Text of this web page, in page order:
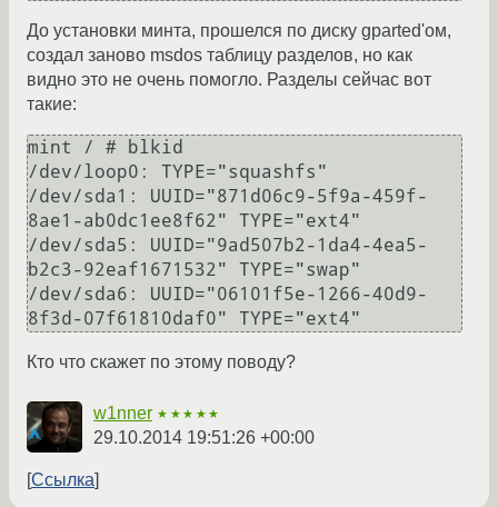
До установки минта, прошелся по диску gparted'ом,
создал заново msdos таблицу разделов, но как
видно это не очень помогло. Разделы сейчас вот
такие:
mint / # blkid
/dev/loop0: TYPE="squashfs"
/dev/sda1: UUID="871d06c9-5f9a-459f-
8ae1-ab0dc1ee8f62" TYPE="ext4"
/dev/sda5: UUID="9ad507b2-1da4-4ea5-
b2c3-92eaf1671532" TYPE="swap"
/dev/sda6: UUID="06101f5e-1266-40d9-
8f3d-07f61810daf0" TYPE="ext4"
Кто что скажет по этому поводу?
w1nner ★★★★★
29.10.2014 19:51:26 +00:00
Ссылка